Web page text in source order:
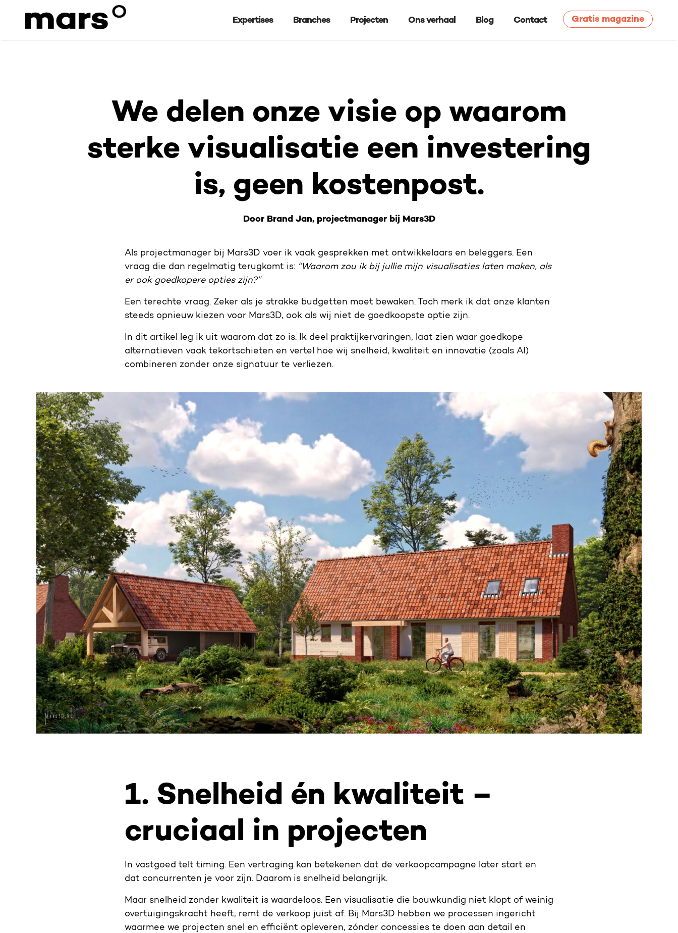
Expertises Branches Projecten Ons verhaal Blog Contact Gratis magazine
We delen onze visie op waarom
sterke visualisatie een investering
is, geen kostenpost.
Door Brand Jan, projectmanager bij Mars3D
Als projectmanager bij Mars3D voer ik vaak gesprekken met ontwikkelaars en beleggers. Een
vraag die dan regelmatig terugkomt is: “Waarom zou ik bij jullie mijn visualisaties laten maken, als
er ook goedkopere opties zijn?”
Een terechte vraag. Zeker als je strakke budgetten moet bewaken. Toch merk ik dat onze klanten
steeds opnieuw kiezen voor Mars3D, ook als wij niet de goedkoopste optie zijn.
In dit artikel leg ik uit waarom dat zo is. Ik deel praktijkervaringen, laat zien waar goedkope
alternatieven vaak tekortschieten en vertel hoe wij snelheid, kwaliteit en innovatie (zoals AI)
combineren zonder onze signatuur te verliezen.
1. Snelheid én kwaliteit –
cruciaal in projecten
In vastgoed telt timing. Een vertraging kan betekenen dat de verkoopcampagne later start en
dat concurrenten je voor zijn. Daarom is snelheid belangrijk.
Maar snelheid zonder kwaliteit is waardeloos. Een visualisatie die bouwkundig niet klopt of weinig
overtuigingskracht heeft, remt de verkoop juist af. Bij Mars3D hebben we processen ingericht
waarmee we projecten snel en efficiënt opleveren, zónder concessies te doen aan detail en